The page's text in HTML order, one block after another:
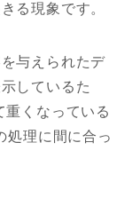
る現象です。
与えられたデ
しているた
くなっている
処理に間に合っ